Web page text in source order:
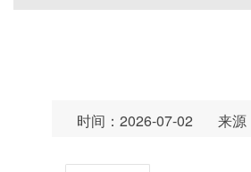
时间：2026-07-02 来源